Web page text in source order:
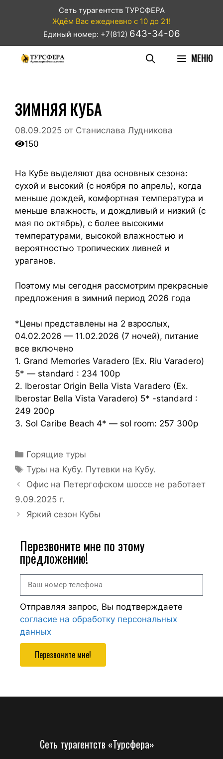
Сеть турагентств ТУРСФЕРА
Ждём Вас ежедневно с 10 до 21!
Единый номер: +7(812) 643-34-06
МЕНЮ
ЗИМНЯЯ КУБА
08.09.2025 от Станислава Лудникова
150
На Кубе выделяют два основных сезона:
сухой и высокий (с ноября по апрель), когда
меньше дождей, комфортная температура и
меньше влажность, и дождливый и низкий (с
мая по октябрь), с более высокими
температурами, высокой влажностью и
вероятностью тропических ливней и
ураганов.
Поэтому мы сегодня рассмотрим прекрасные
предложения в зимний период 2026 года
*Цены представлены на 2 взрослых,
04.02.2026 — 11.02.2026 (7 ночей), питание
все включено
1. Grand Memories Varadero (Ex. Riu Varadero)
5* — standard : 234 100р
2. Iberostar Origin Bella Vista Varadero (Ex.
Iberostar Bella Vista Varadero) 5* -standard :
249 200р
3. Sol Caribe Beach 4* — sol room: 257 300р
Горящие туры
Туры на Кубу. Путевки на Кубу.
Офис на Петергофском шоссе не работает
9.09.2025 г.
Яркий сезон Кубы
Перезвоните мне по этому
предложению!
Отправляя запрос, Вы подтверждаете
согласие на обработку персональных
данных
Перезвоните мне!
Сеть турагентств «Турсфера»